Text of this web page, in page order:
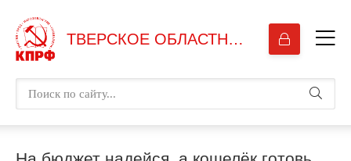
ТВЕРСКОЕ ОБЛАСТНОЕ ОТДЕЛЕНИЕ КПРФ